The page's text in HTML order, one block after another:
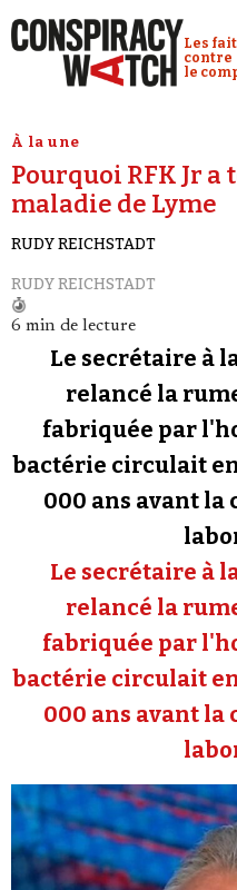
Les
contre
le
Analyses
Revues
Faire un
Se
À la une
Pourquoi RFK Jr
maladie de Lyme
RUDY REICHSTADT
RUDY REICHSTADT
6 min de lecture
Le secrétaire à
relancé la
fabriquée par
bactérie circulait
000 ans avant
Le secrétaire à
relancé la
fabriquée par
bactérie circulait
000 ans avant